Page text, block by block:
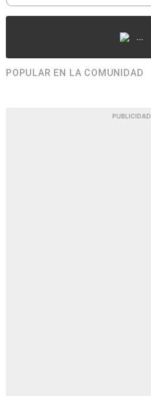
...
POPULAR EN LA COMUNIDAD
PUBLICIDAD